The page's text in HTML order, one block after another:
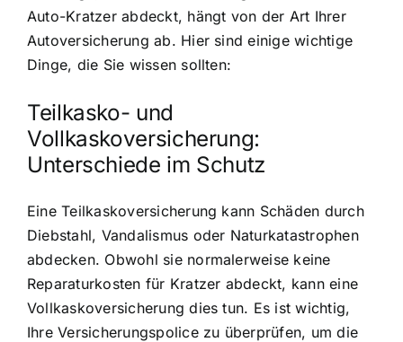
Auto-Kratzer abdeckt, hängt von der Art Ihrer
Autoversicherung ab. Hier sind einige wichtige
Dinge, die Sie wissen sollten:
Teilkasko- und
Vollkaskoversicherung:
Unterschiede im Schutz
Eine Teilkaskoversicherung kann Schäden durch
Diebstahl, Vandalismus oder Naturkatastrophen
abdecken. Obwohl sie normalerweise keine
Reparaturkosten für Kratzer abdeckt, kann eine
Vollkaskoversicherung dies tun. Es ist wichtig,
Ihre Versicherungspolice zu überprüfen, um die